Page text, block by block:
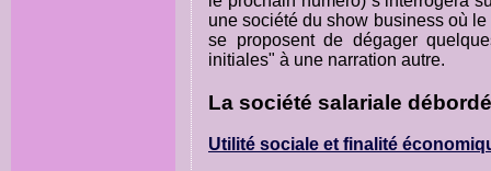
une société du show business où
se proposent de dégager
initiales" à une narration autre.
La société salariale
Utilité sociale et finalité